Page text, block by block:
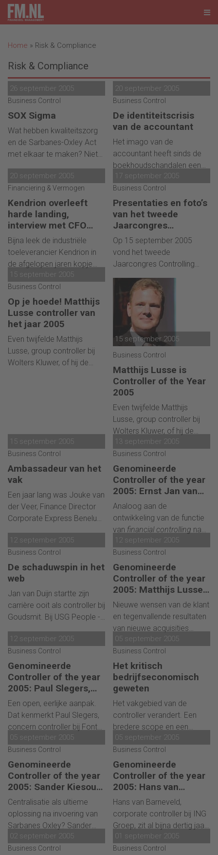
Home » Risk & Compliance
Risk & Compliance
26 september 2005
Business Control
SOX Sigma
Wat hebben kwaliteitszorg
en de Sarbanes-Oxley Act
met elkaar te maken? Niets,
bedrijven. Bij Coca Cola
wordt de Six Sigma-aanpak
echter ingezet om de 'SOX-
compliancy' te garanderen.
20 september 2005
Business Control
De identiteitscrisis
van de accountant
Het imago van de
accountant heeft sinds de
boekhoudschandalen een
flinke deuk opgelopen. In de
Amerikaanse kranten zijn ze
een dankbaar onderwerp
geworden van cartoons en
spotprenten. Steeds worden
ze weer afgebeeld als
hebberige geldwolven die
niet, gehinderd door
scrupules, meegaan in
frauduleuze praktijken. In
Nederland worden
accountants wellicht nog
niet zo erg aan de
schandpaal genageld als in
de Verenigde Staten, toch
kampt ook de Nederlandse
accountant met een
imagoprobleem. Dat bleek
ook tijdens het tweede
Noordwijkerhout.
20 september 2005
Financiering & Vermogen
Kendrion overleeft
harde landing,
interview met CFO
Eiko Ris
Bijna leek de industriële
toeleverancier Kendrion in
de afgelopen jaren kopje
onder te gaan. Samen met
stakeholders konden CEO
Piet Veenema en CFO Eiko
Ris toch een oplossing
vinden, zodat het bedrijf nu
weer vooruit kan kijken.
17 september 2005
Business Control
Presentaties en foto’s
van het tweede
Jaarcongres
Controlling
Op 15 september 2005
vond het tweede
Jaarcongres Controlling
te komen? Toch benieuwd
wat u allemaal had moeten
weten over de
veranderende rol van de
controller? Klik dan verder
om de foto's en de
presentaties te bekijken.
15 september 2005
Business Control
Op je hoede! Matthijs
Lusse controller van
het jaar 2005
Even twijfelde Matthijs
Lusse, group controller bij
Wolters Kluwer, of hij de
de juiste. Tijdens het tweede
jaarcongres controlling werd
Lusse verkozen tot
controller van het jaar.
15 september 2005
Business Control
Matthijs Lusse is
Controller of the Year
2005
Even twijfelde Matthijs
Lusse, group controller bij
Wolters Kluwer, of hij de
bijeenkomst in Barcelona
moest verlaten om naar de
verkiezing van de controller
van het jaar te gaan. Zijn
beslissing toch te gaan was
de juiste. Tijdens het tweede
jaarcongres controlling werd
Lusse verkozen tot
controller van het jaar.
15 september 2005
Business Control
Ambassadeur van het
vak
Een jaar lang was Jouke van
der Veer, Finance Director
Corporate Express Benelux,
controllersvak. Tijdens het
jaarcongres gaf hij het
stokje over aan Matthijs
Lusse. Van der Veer, die zelf
in de jury zat, roemde zijn
opvolger om zijn
aansprekende kijk op het
13 september 2005
Business Control
Genomineerde
Controller of the year
2005: Ernst Jan van
Rooijen, Versatel
Analoog aan de
ontwikkeling van de functie
van financial controlling naar
business controlling
transformeerde Ernst Jan
van Rooijen,finance director
Nederland, de financiële
functie van Versatel. 'We
kijken nu meer dan ooit
vooruit.'
12 september 2005
Business Control
De schaduwspin in het
web
Jan van Duijn startte zijn
carrière ooit als controller bij
Goudsmit. Bij USG People -
uitzendorganisatie die
voorkwam uit de overname
van Solvus door United
Services Group - wordt hij
corporate vice president.
Wat is de functie van een
controller in zo'n
overnametraject?
12 september 2005
Business Control
Genomineerde
Controller of the year
2005: Matthijs Lusse,
Wolters Kluwer
Nieuwe wensen van de klant
en tegenvallende resultaten
van nieuwe acquisities
dwongen Wolters Kluwer tot
een strategieverandering.
Matthijs Lusse, de
controllervan de
multinational, was nauw
betrokken bij de
implementatie ervan.
12 september 2005
Business Control
Genomineerde
Controller of the year
2005: Paul Slegers,
Fontys Hogescholen
Een open, eerlijke aanpak.
Dat kenmerkt Paul Slegers,
concern controller bij Fontys
Hogeschool. Hij werkt
pragmatisch, houdt niet vast
aan standaard kerngetallen,
maar stuurt op de wensen
vanuit de organisatie,
aangevuld met eigen
creatieve gedachten over
organisatieaansturing. En
met succes zoals bleek uit
zijn Green Grail project.
05 september 2005
Business Control
Het kritisch
bedrijfseconomisch
geweten
Het vakgebied van de
controller verandert. Een
bredere scope en een
kritische blik passen bij de
nieuwe controller. Maar ook
vakinhoudelijk is de hij sterk.
Dirk Swagerman, hoogleraar
controlling aan de
Rijksuniversiteit Groningen
vertelt over de nieuwe
controller.
05 september 2005
Business Control
Genomineerde
Controller of the year
2005: Sander Kiesouw,
Watts Industries
Europe
Centralisatie als ultieme
oplossing na invoering van
Sarbanes Oxley? Sander
Kiesouw, senior group
controller voor Watts
05 september 2005
Business Control
Genomineerde
Controller of the year
2005: Hans van
Barneveld, ING Groep
Hans van Barneveld,
corporate controller bij ING
Groep, zit al bijna dertig jaar
in finance. De laatste jaren
vormden vanwege de
02 september 2005
Business Control
01 september 2005
Business Control